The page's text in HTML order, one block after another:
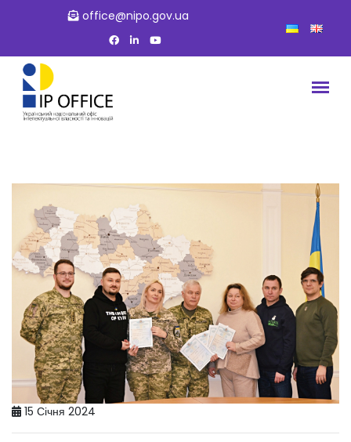
office@nipo.gov.ua
15 Січня 2024